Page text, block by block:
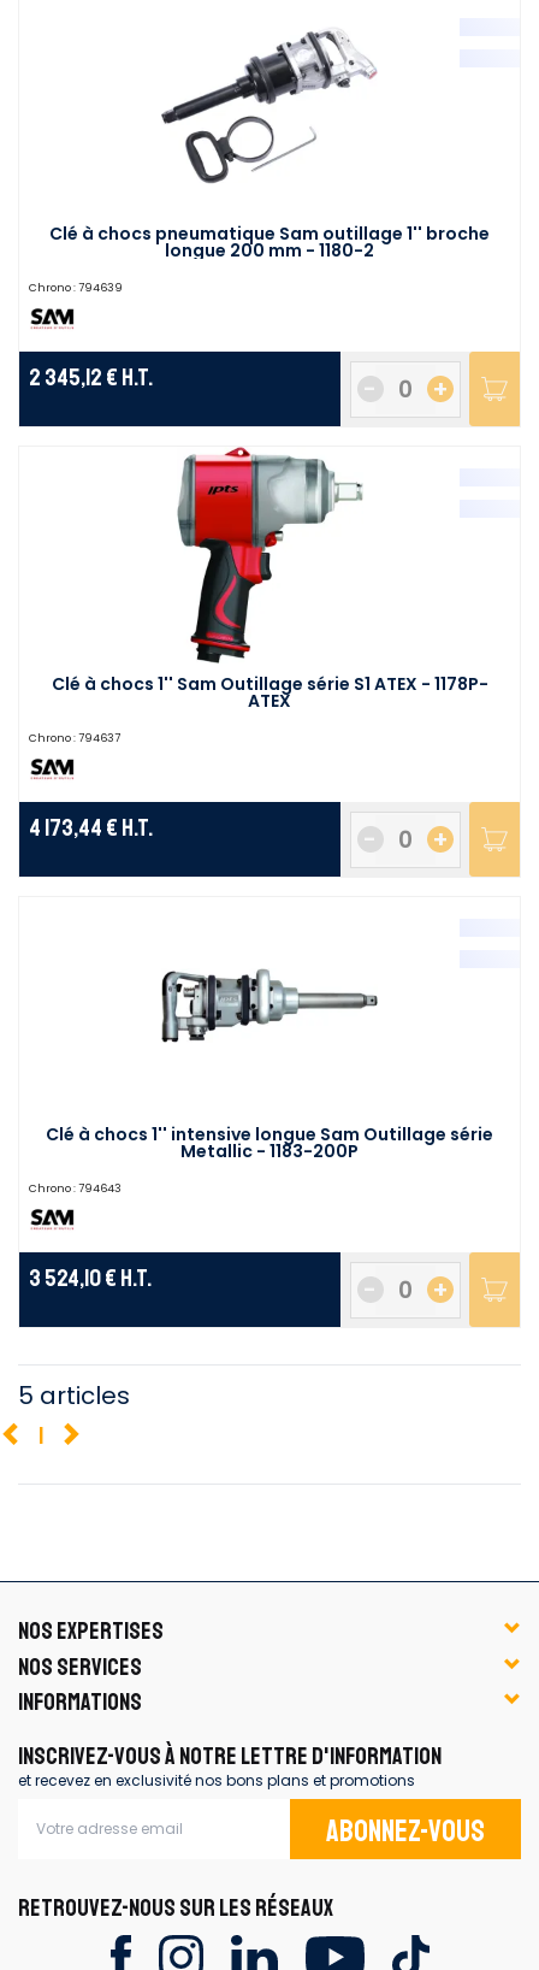
Clé à chocs pneumatique Sam outillage 1'' broche
longue 200 mm - 1180-2
Chrono : 794639
2 345,12 € H.T. +
-
Clé à chocs 1'' Sam Outillage série S1 ATEX - 1178P-
ATEX
Chrono : 794637
4 173,44 € H.T. +
-
Clé à chocs 1'' intensive longue Sam Outillage série
Metallic - 1183-200P
Chrono : 794643
3 524,10 € H.T. +
-
5 articles
1
NOS EXPERTISES
NOS SERVICES
INFORMATIONS
INSCRIVEZ-VOUS À NOTRE LETTRE D'INFORMATION
et recevez en exclusivité nos bons plans et promotions
Abonnez-vous
RETROUVEZ-NOUS SUR LES RÉSEAUX